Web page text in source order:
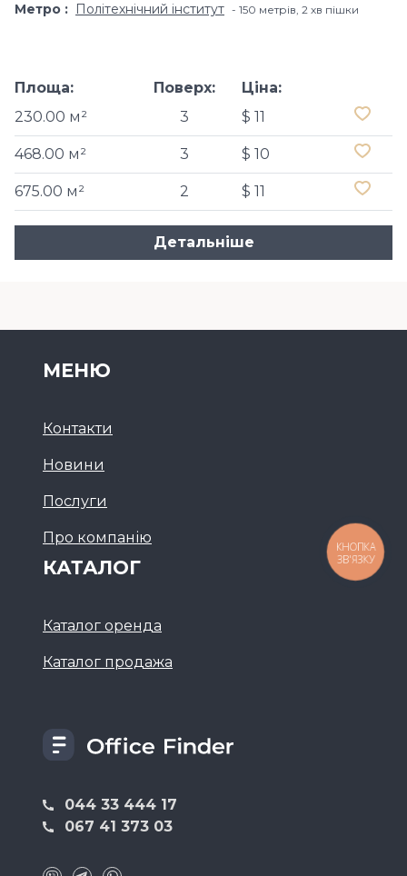
Метро Політехнічний інститут 150 метрів, 2 хв пішки
Площа:
230.00 м²
Поверх:
3
Ціна:
$ 11
468.00 м² 3 $ 10
675.00 м² 2 $ 11
Детальніше
044 33 444 17
067 41 373 03
МЕНЮ
Контакти
Новини
Послуги
Про компанію
КАТАЛОГ
Каталог оренда
Каталог продажа
КНОПКА
ЗВ'ЯЗКУ